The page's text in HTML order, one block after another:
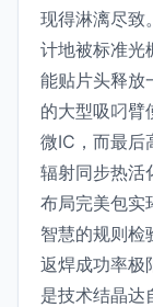
现得淋漓尽致
计地被标准光
能贴片头释放
的大型吸叼臂
微IC，而最后
辐射同步热活
布局完美包实
智慧的规则
返焊成功率极
是技术结晶达